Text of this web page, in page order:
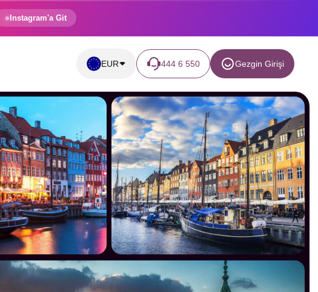
Instagram'a Git
EUR 444 6 550 Gezgin Girişi